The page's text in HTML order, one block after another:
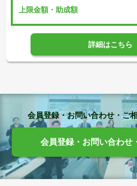
上限金額・助成額
詳細はこちら
会員登録・お問い合わせ・ご
会員登録・お問い合わせ